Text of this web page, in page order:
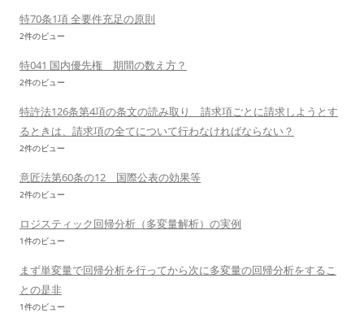
特70条1項 全要件充足の原則
2件のビュー
特041 国内優先権 期間の数え方？
2件のビュー
特許法126条第4項の条文の読み取り 請求項ごとに請求しようとす
るときは、請求項の全てについて行わなければならない？
2件のビュー
意匠法第60条の12 国際公表の効果等
2件のビュー
ロジスティック回帰分析（多変量解析）の実例
1件のビュー
まず単変量で回帰分析を行ってから次に多変量の回帰分析をするこ
との是非
1件のビュー